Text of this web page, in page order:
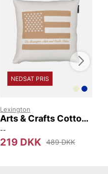
NEDSAT PRIS
Lexington
Arts & Crafts Cotton
Twill Pillow Cover
--
219 DKK 489 DKK